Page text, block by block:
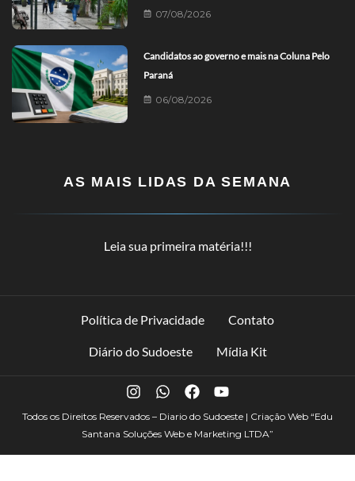
07/08/2026
Candidatos ao governo e mais na Coluna Pelo
Paraná
06/08/2026
AS MAIS LIDAS DA SEMANA
Leia sua primeira matéria!!!
Política de Privacidade Contato
Diário do Sudoeste Mídia Kit
Todos os Direitos Reservados – Diario do Sudoeste | Criação Web “Edu
Santana Soluções Web e Marketing LTDA”